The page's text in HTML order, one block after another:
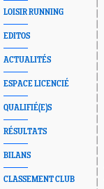
LOISIR RUNNING
EDITOS
ACTUALITÉS
ESPACE LICENCIÉ
QUALIFIÉ(E)S
RÉSULTATS
BILANS
CLASSEMENT CLUB